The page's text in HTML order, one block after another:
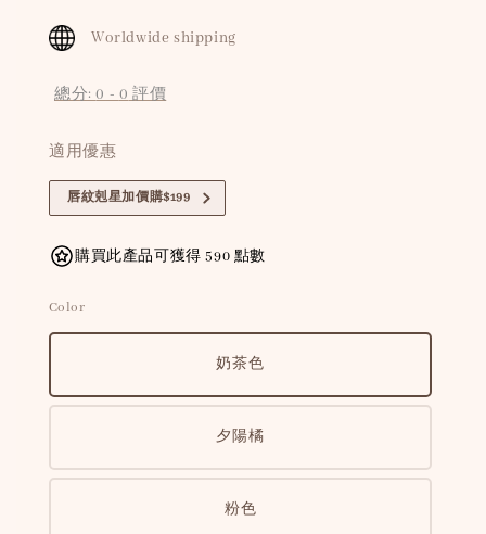
Worldwide shipping
總分:0 - 0 評價
適用優惠
唇紋剋星加價購$199
購買此產品可獲得 590 點數
Color
奶茶色
夕陽橘
粉色